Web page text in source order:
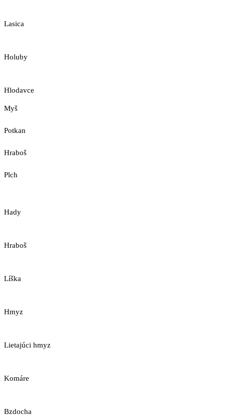
Lasica
Holuby
Hlodavce
Myš
Potkan
Hraboš
Plch
Hady
Hraboš
Líška
Hmyz
Lietajúci hmyz
Komáre
Bzdocha